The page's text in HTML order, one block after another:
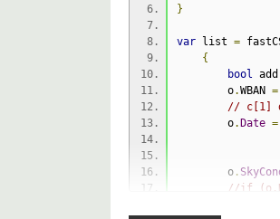
}
var list =
{
bool add
o.WBAN =
// c[1]
o. Date =
o .
//if